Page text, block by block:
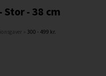
- 38 cm
300 - 499 kr.